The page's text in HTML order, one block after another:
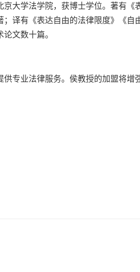
大学法学院，获博士学位。著有《
；译有《表达自由的法律限度》《
文数十篇。
专业法律服务。侯教授的加盟将增